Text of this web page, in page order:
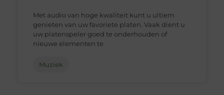
Met audio van hoge kwaliteit kunt u ultiem
genieten van uw favoriete platen. Vaak dient u
uw platenspeler goed te onderhouden of
nieuwe elementen te
Muziek